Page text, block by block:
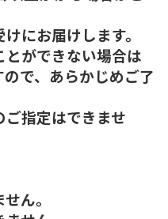
にお届けします。
ができない場合は
で、あらかじめご了
指定はできませ
ん。